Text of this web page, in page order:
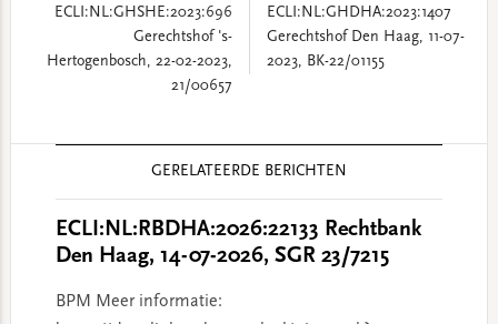
ECLI:NL:GHSHE:2023:696
Gerechtshof 's-
Hertogenbosch, 22-02-2023,
21/00657
ECLI:NL:GHDHA:2023:1407
Gerechtshof Den Haag, 11-07-
2023, BK-22/01155
GERELATEERDE BERICHTEN
ECLI:NL:RBDHA:2026:22133 Rechtbank
Den Haag, 14-07-2026, SGR 23/7215
BPM Meer informatie: